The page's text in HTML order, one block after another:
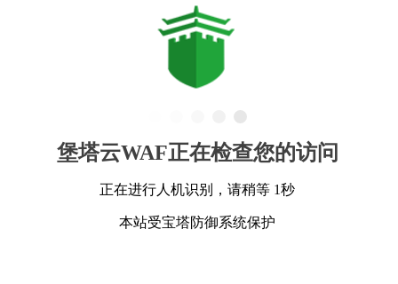
堡塔云WAF正在检查您的访问
正在进行人机识别，请稍等 1秒
本站受宝塔防御系统保护